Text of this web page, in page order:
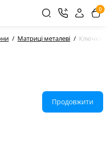
0
Матриці металеві Ключки
Продовжити